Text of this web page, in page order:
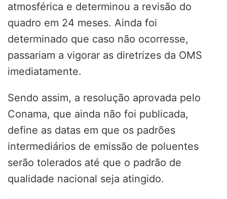
atmosférica e determinou a revisão do
quadro em 24 meses. Ainda foi
determinado que caso não ocorresse,
passariam a vigorar as diretrizes da OMS
imediatamente.
Sendo assim, a resolução aprovada pelo
Conama, que ainda não foi publicada,
define as datas em que os padrões
intermediários de emissão de poluentes
serão tolerados até que o padrão de
qualidade nacional seja atingido.